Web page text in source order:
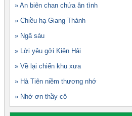
» An biên chan chứa ân tình
» Chiều hạ Giang Thành
» Ngã sáu
» Lời yêu gởi Kiên Hải
» Về lại chiến khu xưa
» Hà Tiên niềm thương nhớ
» Nhớ ơn thầy cô